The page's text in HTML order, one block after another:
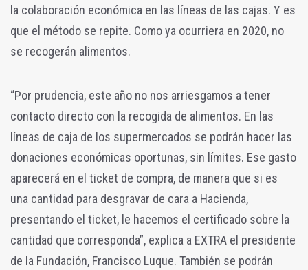
la colaboración económica en las líneas de las cajas. Y es
que el método se repite. Como ya ocurriera en 2020, no
se recogerán alimentos.
“Por prudencia, este año no nos arriesgamos a tener
contacto directo con la recogida de alimentos. En las
líneas de caja de los supermercados se podrán hacer las
donaciones económicas oportunas, sin límites. Ese gasto
aparecerá en el ticket de compra, de manera que si es
una cantidad para desgravar de cara a Hacienda,
presentando el ticket, le hacemos el certificado sobre la
cantidad que corresponda”, explica a EXTRA el presidente
de la Fundación, Francisco Luque. También se podrán